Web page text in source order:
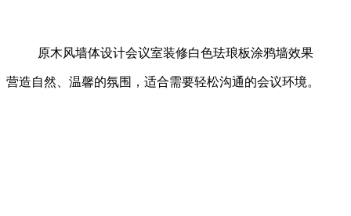
原木风墙体设计会议室装修白色珐琅板涂鸦墙效果
营造自然、温馨的氛围，适合需要轻松沟通的会议环境。